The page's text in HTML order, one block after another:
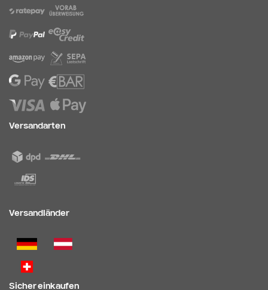
Versandarten
Versandländer
Sicher einkaufen